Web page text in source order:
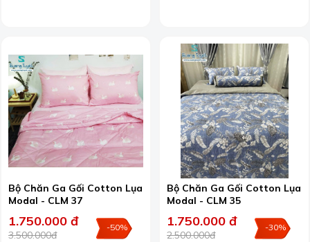
Bộ Chăn Ga Gối Cotton Lụa
Modal - CLM 37
1.750.000 đ
3.500.000đ
-50%
Bộ Chăn Ga Gối Cotton Lụa
Modal - CLM 35
1.750.000 đ
2.500.000đ
-30%